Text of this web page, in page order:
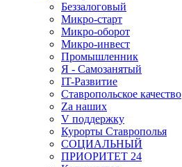
Беззалоговый
Микро-старт
Микро-оборот
Микро-инвест
Промышленник
Я - Самозанятый
IT-Развитие
Ставропольское качество
Za наших
V поддержку
Курорты Ставрополья
СОЦИАЛЬНЫЙ
ПРИОРИТЕТ 24